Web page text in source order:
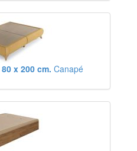
80 x 200 cm. Canapé